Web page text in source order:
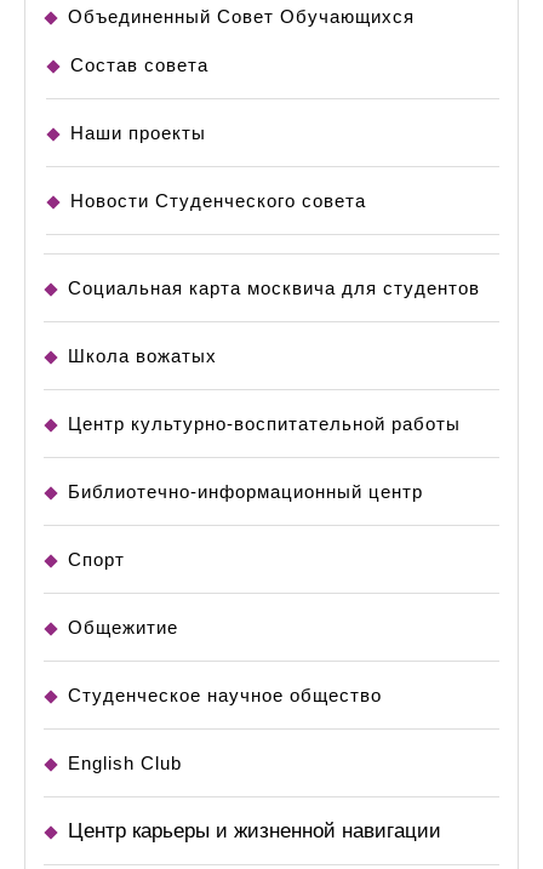
Объединенный Совет Обучающихся
Состав совета
Наши проекты
Новости Студенческого совета
Социальная карта москвича для студентов
Школа вожатых
Центр культурно-воспитательной работы
Библиотечно-информационный центр
Спорт
Общежитие
Студенческое научное общество
English Club
Центр карьеры и жизненной навигации